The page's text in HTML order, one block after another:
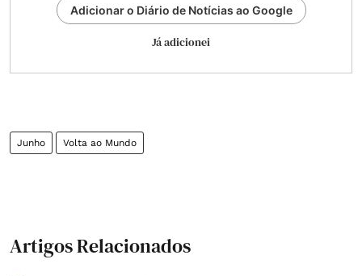
Adicionar o Diário de Notícias ao Google
Já adicionei
Junho Volta ao Mundo
Artigos Relacionados